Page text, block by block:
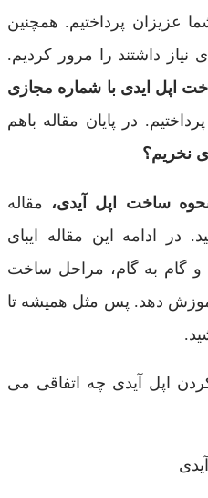
عزیزان پرداختیم. همچنین
نیاز داشتند را مرور کردیم.
اپل ایدی با شماره مجازی
پرداختیم. در پایان مقاله باهم
نخریم؟
ساخت اپل آیدی، مقاله
در ادامه این مقاله ایبای
و گام به گام، مراحل ساخت
دهد. پس مثل همیشه تا
اپل آیدی چه اتفاقی می